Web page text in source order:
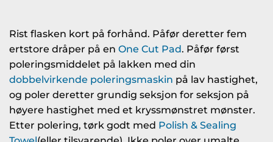
Rist flasken kort på forhånd. Påfør deretter fem
ertstore dråper på en One Cut Pad. Påfør først
poleringsmiddelet på lakken med din
dobbelvirkende poleringsmaskin på lav hastighet,
og poler deretter grundig seksjon for seksjon på
høyere hastighet med et kryssmønstret mønster.
Etter polering, tørk godt med Polish & Sealing